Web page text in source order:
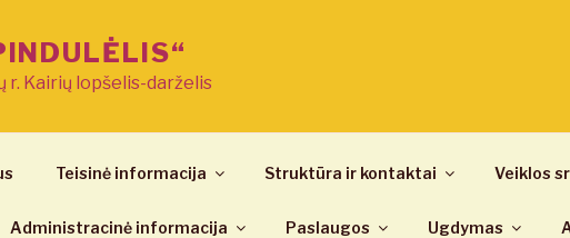
r. Kairių lopšelis-darželis
Teisinė informacija Struktūra ir kontaktai Veiklos
Administracinė informacija Paslaugos Ugdymas